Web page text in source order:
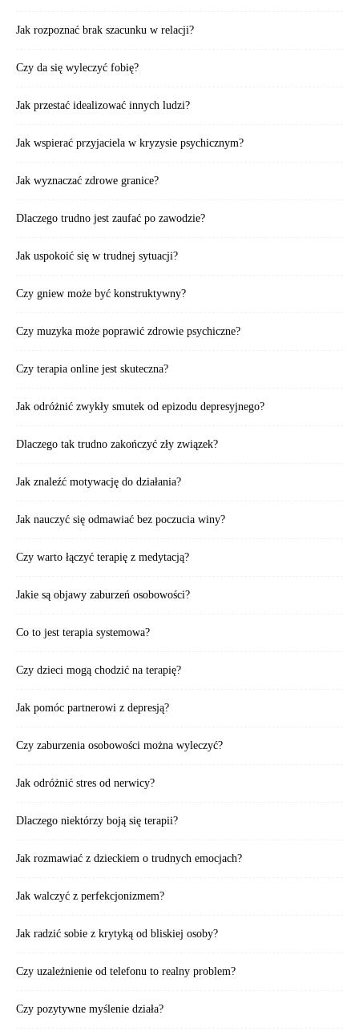
Jak rozpoznać brak szacunku w relacji?
Czy da się wyleczyć fobię?
Jak przestać idealizować innych ludzi?
Jak wspierać przyjaciela w kryzysie psychicznym?
Jak wyznaczać zdrowe granice?
Dlaczego trudno jest zaufać po zawodzie?
Jak uspokoić się w trudnej sytuacji?
Czy gniew może być konstruktywny?
Czy muzyka może poprawić zdrowie psychiczne?
Czy terapia online jest skuteczna?
Jak odróżnić zwykły smutek od epizodu depresyjnego?
Dlaczego tak trudno zakończyć zły związek?
Jak znaleźć motywację do działania?
Jak nauczyć się odmawiać bez poczucia winy?
Czy warto łączyć terapię z medytacją?
Jakie są objawy zaburzeń osobowości?
Co to jest terapia systemowa?
Czy dzieci mogą chodzić na terapię?
Jak pomóc partnerowi z depresją?
Czy zaburzenia osobowości można wyleczyć?
Jak odróżnić stres od nerwicy?
Dlaczego niektórzy boją się terapii?
Jak rozmawiać z dzieckiem o trudnych emocjach?
Jak walczyć z perfekcjonizmem?
Jak radzić sobie z krytyką od bliskiej osoby?
Czy uzależnienie od telefonu to realny problem?
Czy pozytywne myślenie działa?